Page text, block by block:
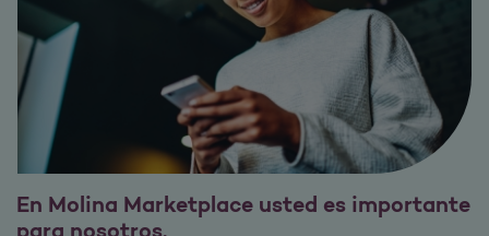
En Molina Marketplace usted es importante
para nosotros.